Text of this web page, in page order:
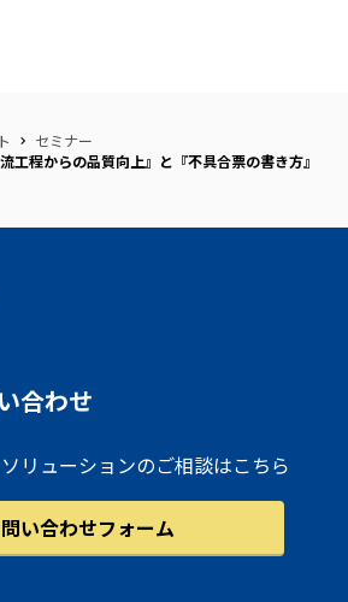
セミナー
工程からの品質向上』と『不具合票の書き方』
合わせ
リューションのご相談はこちら
い合わせフォーム